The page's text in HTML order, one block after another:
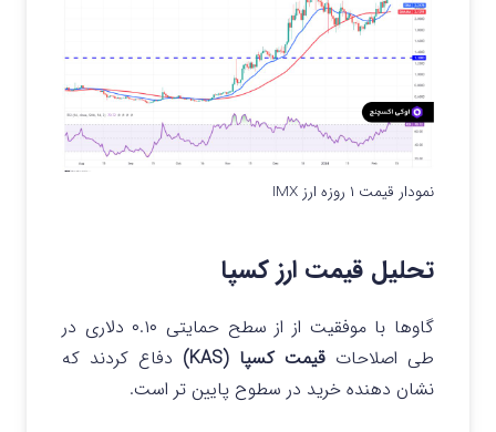
نمودار قیمت ۱ روزه ارز IMX
تحلیل قیمت ارز کسپا
گاوها با موفقیت از از سطح حمایتی ۰.۱۰ دلاری در
طی اصلاحاتقیمت کسپا (KAS)
دفاع کردند که
نشان دهنده خرید در سطوح پایین تر است.